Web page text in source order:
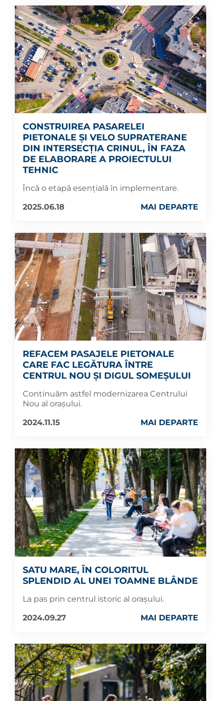
CONSTRUIREA PASARELEI
PIETONALE ȘI VELO SUPRATERANE
DIN INTERSECȚIA CRINUL, ÎN FAZA
DE ELABORARE A PROIECTULUI
TEHNIC
Încă o etapă esențială în implementare.
2025.06.18
MAI DEPARTE
REFACEM PASAJELE PIETONALE
CARE FAC LEGĂTURA ÎNTRE
CENTRUL NOU ȘI DIGUL SOMEȘULUI
Continuăm astfel modernizarea Centrului
Nou al orașului.
2024.11.15
MAI DEPARTE
SATU MARE, ÎN COLORITUL
SPLENDID AL UNEI TOAMNE BLÂNDE
La pas prin centrul istoric al orașului.
2024.09.27
MAI DEPARTE